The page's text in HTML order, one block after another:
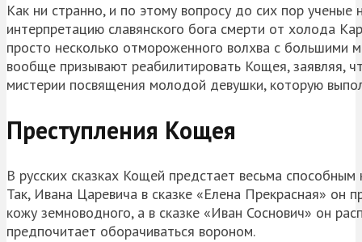
Как ни странно, и по этому вопросу до сих пор
интерпретацию славянского бога смерти от холода
просто несколько отмороженного волхва с большими
вообще призывают реабилитировать Кощея, заявляя,
мистерии посвящения молодой девушки, которую
Преступления Кощея
В русских сказках Кощей предстает весьма
Так, Ивана Царевича в сказке «Елена Прекрасная» он
кожу земноводного, а в сказке «Иван Соснович» он
предпочитает оборачиваться вороном.